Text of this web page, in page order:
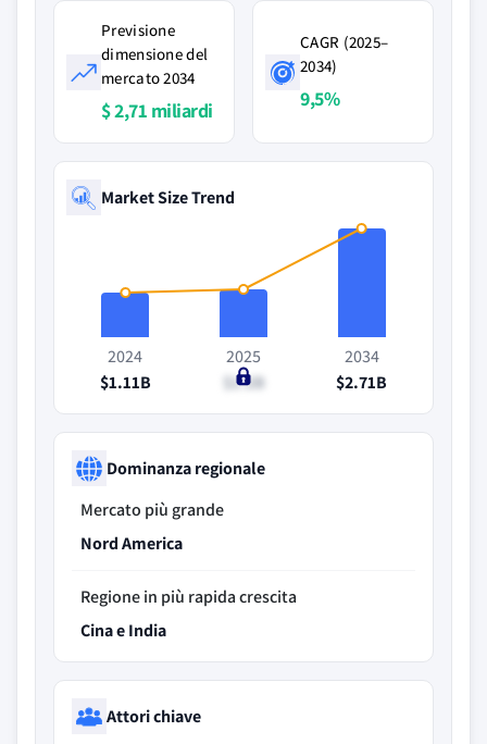
Previsione
dimensione del
mercato 2034
$ 2,71 miliardi
CAGR (2025–
2034)
9,5%
Market Size Trend
2024
$1.11B
2025
$1.2B
2034
$2.71B
Dominanza regionale
Mercato più grande
Nord America
Regione in più rapida crescita
Cina e India
Attori chiave